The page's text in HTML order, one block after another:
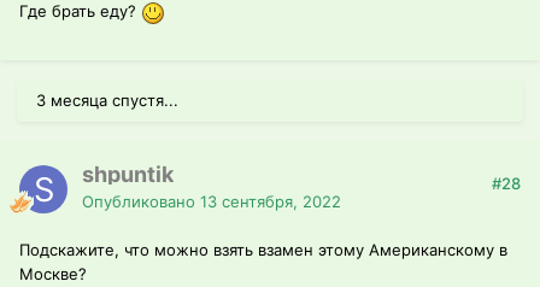
Где брать еду?
3 месяца спустя...
shpuntik
Опубликовано 13 сентября, 2022
#28
Подскажите, что можно взять взамен этому Американскому в
Москве?